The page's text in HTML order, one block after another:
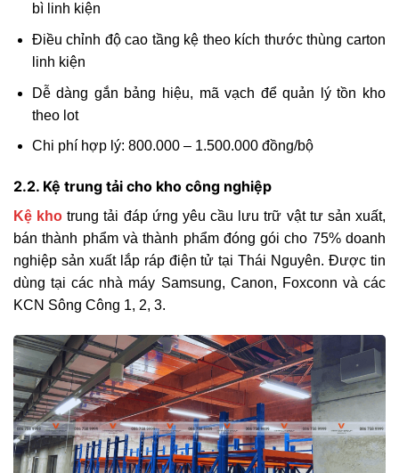
bì linh kiện
Điều chỉnh độ cao tầng kệ theo kích thước thùng carton
linh kiện
Dễ dàng gắn bảng hiệu, mã vạch để quản lý tồn kho
theo lot
Chi phí hợp lý: 800.000 – 1.500.000 đồng/bộ
2.2. Kệ trung tải cho kho công nghiệp
Kệ kho trung tải đáp ứng yêu cầu lưu trữ vật tư sản xuất,
bán thành phẩm và thành phẩm đóng gói cho 75% doanh
nghiệp sản xuất lắp ráp điện tử tại Thái Nguyên. Được tin
dùng tại các nhà máy Samsung, Canon, Foxconn và các
KCN Sông Công 1, 2, 3.